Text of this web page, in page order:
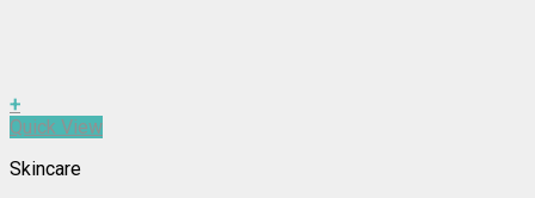
+
Quick View
Skincare